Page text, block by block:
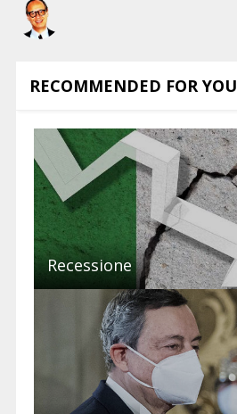
RECOMMENDED FOR YOU
Recessione